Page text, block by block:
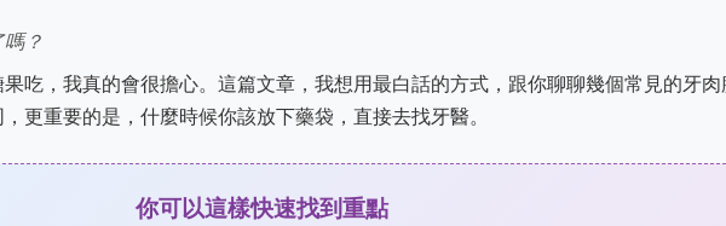
？
吃，我真的會很擔心。這篇文章，我想用最白話的方式，跟你聊聊幾個常見的牙
更重要的是，什麼時候你該放下藥袋，直接去找牙醫。
你可以這樣快速找到重點